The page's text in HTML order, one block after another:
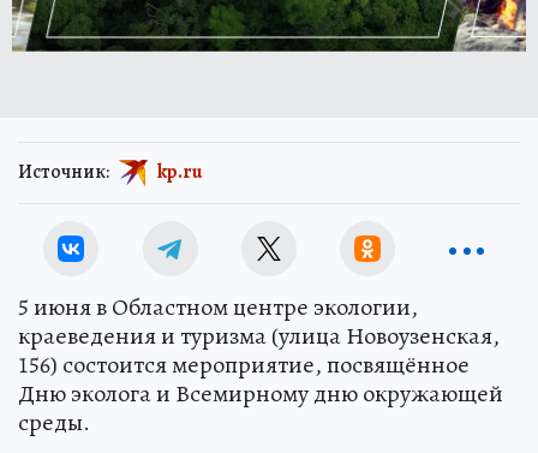
Источник: kp.ru
5 июня в Областном центре экологии,
краеведения и туризма (улица Новоузенская,
156) состоится мероприятие, посвящённое
Дню эколога и Всемирному дню окружающей
среды.